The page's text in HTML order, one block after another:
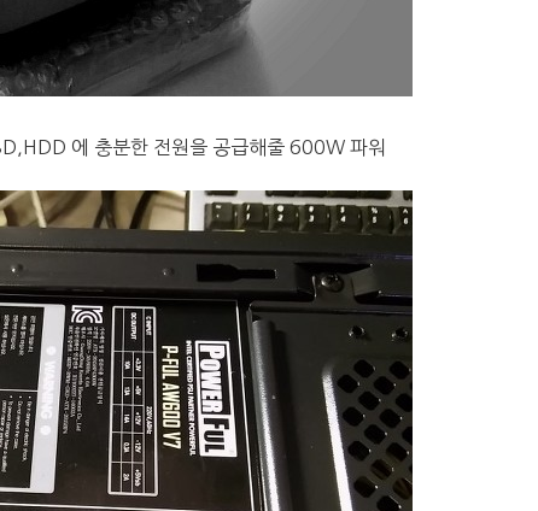
에 충분한 전원을 공급해줄 600W 파워